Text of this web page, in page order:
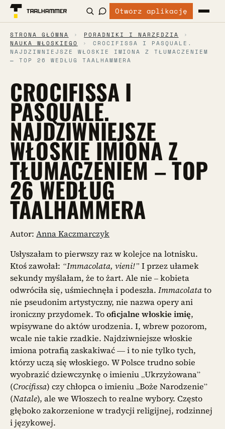
Otwórz aplikację
STRONA GŁÓWNA › PORADNIKI I NARZĘDZIA
›
NAUKA WŁOSKIEGO
›
CROCIFISSA I PASQUALE.
NAJDZIWNIEJSZE WŁOSKIE IMIONA Z TŁUMACZENIEM
– TOP 26 WEDŁUG TAALHAMMERA
CROCIFISSA I
PASQUALE.
NAJDZIWNIEJSZE
WŁOSKIE IMIONA Z
TŁUMACZENIEM – TOP
26 WEDŁUG
TAALHAMMERA
Autor: Anna Kaczmarczyk
Usłyszałam to pierwszy raz w kolejce na lotnisku.
Ktoś zawołał: “Immacolata, vieni!” I przez ułamek
sekundy myślałam, że to żart. Ale nie – kobieta
odwróciła się, uśmiechnęła i podeszła. Immacolatato
nie pseudonim artystyczny, nie nazwa opery ani
ironiczny przydomek. Tooficjalne włoskie imię,
wpisywane do aktów urodzenia. I, wbrew pozorom,
wcale nie takie rzadkie. Najdziwniejsze włoskie
imiona potrafią zaskakiwać — i to nie tylko tych,
którzy uczą się włoskiego. W Polsce trudno sobie
wyobrazić dziewczynkę o imieniu „Ukrzyżowana”
(Crocifissa) czy chłopca o imieniu „Boże Narodzenie”
(Natale), ale we Włoszech to realne wybory. Często
głęboko zakorzenione w tradycji religijnej, rodzinnej
i językowej.